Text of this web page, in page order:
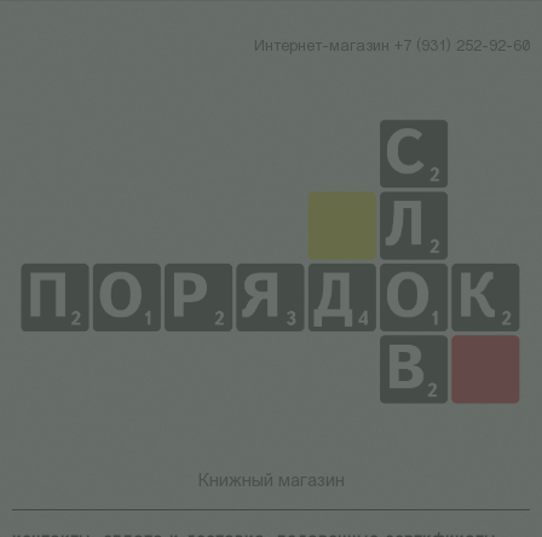
Интернет-магазин +7 (931) 252-92-60
Книжный магазин